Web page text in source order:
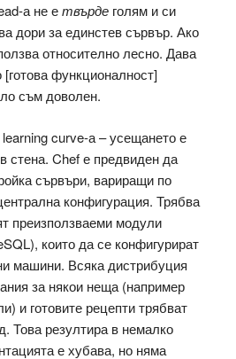
а не етвърде голям и си
дори за единстев сървър. Ако
относително лесно. Дава
[готова функционалност]
съм доволен.
curve-а – усещането е
стена. Chef е предвиден да
сървъри, вариращи по
конфигурация. Трябва
преизползваеми модули
които да се конфигурират
машини. Всяка дистрибуция
за някои неща (например
и готовите рецепти трябват
Това резултира в немалко
е хубава, но няма